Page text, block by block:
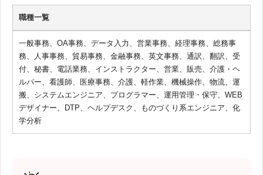
職種一覧
一般事務、OA事務、データ入力、営業事務、経理事務、総務事
務、人事事務、貿易事務、金融事務、英文事務、通訳、翻訳、受
付、秘書、電話業務、インストラクター、営業、販売、介護・ヘ
ルパー、看護師、医療事務、介護、軽作業、機械操作、物流、運
搬、システムエンジニア、プログラマー、運用管理・保守、WEB
デザイナー、DTP、ヘルプデスク、ものづくり系エンジニア、化
学分析